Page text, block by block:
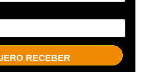
RECEBER